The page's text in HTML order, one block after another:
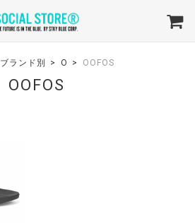
ブランド別 O OOFOS
OOFOS